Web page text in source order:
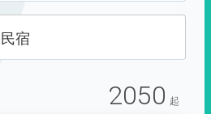
宿
2050 起